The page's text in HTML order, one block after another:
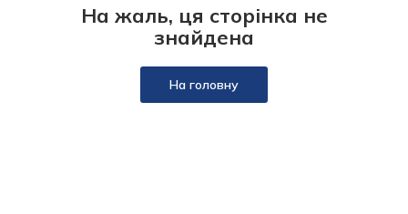
На жаль, ця сторінка не
знайдена
На головну